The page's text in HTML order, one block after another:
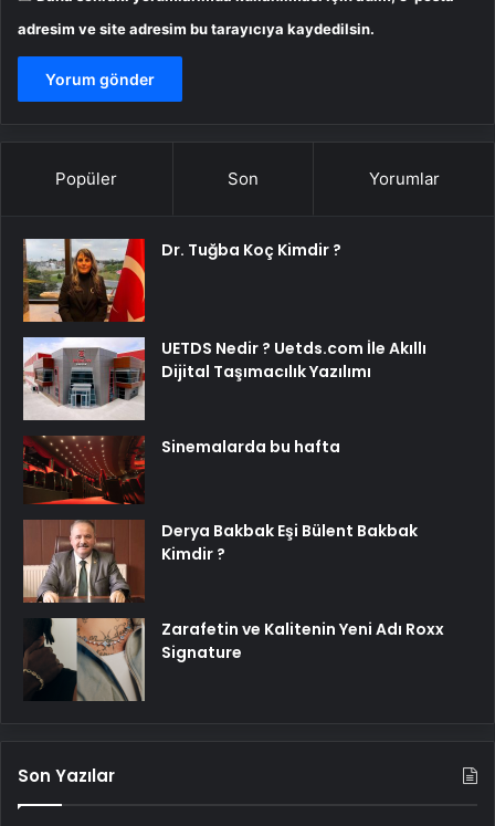
adresim ve site adresim bu tarayıcıya kaydedilsin.
Popüler Son Yorumlar
Dr. Tuğba Koç Kimdir ?
UETDS Nedir ? Uetds.com İle Akıllı
Dijital Taşımacılık Yazılımı
Sinemalarda bu hafta
Derya Bakbak Eşi Bülent Bakbak
Kimdir ?
Zarafetin ve Kalitenin Yeni Adı Roxx
Signature
Son Yazılar